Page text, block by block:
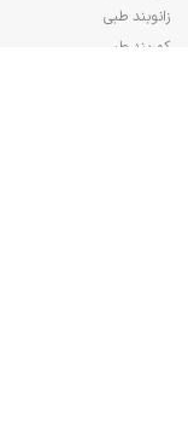
زانوبند طبی
کمربند طبی